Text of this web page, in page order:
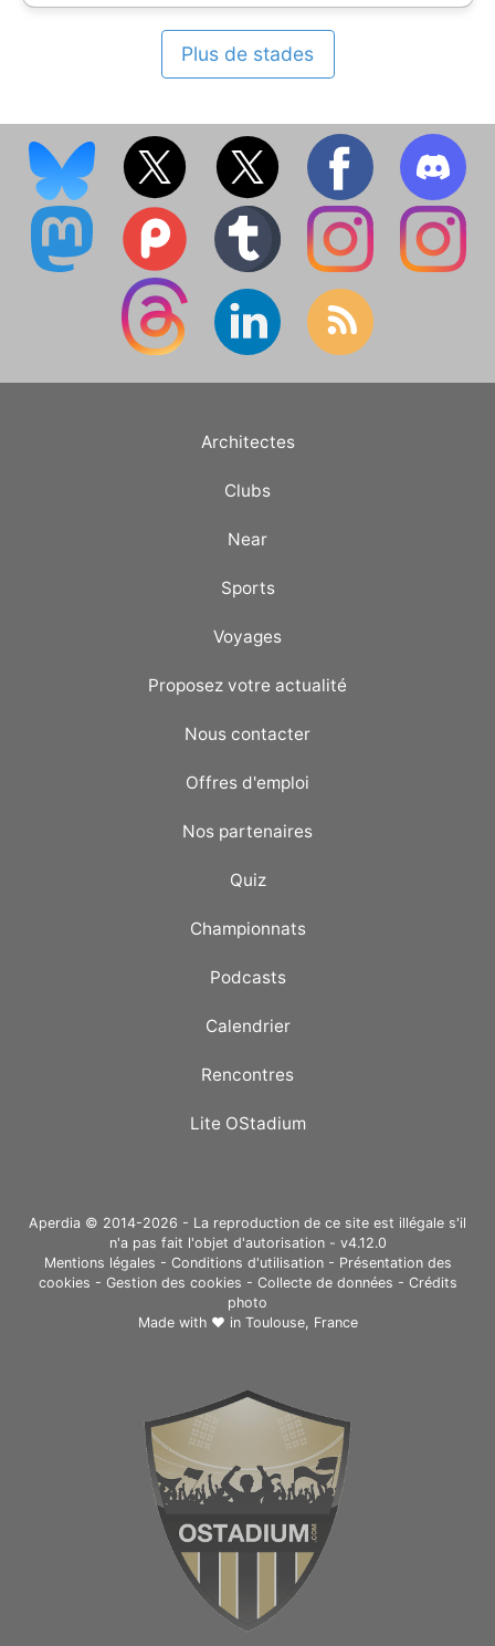
Plus de stades
Architectes
Clubs
Near
Sports
Voyages
Proposez votre actualité
Nous contacter
Offres d'emploi
Nos partenaires
Quiz
Championnats
Podcasts
Calendrier
Rencontres
Lite OStadium
Aperdia © 2014-2026 - La reproduction de ce site est illégale s'il
n'a pas fait l'objet d'autorisation - v4.12.0
Mentions légales - Conditions d'utilisation- Présentation des
cookies - Gestion des cookies - Collecte de données - Crédits
photo
Made with ❤ in Toulouse, France